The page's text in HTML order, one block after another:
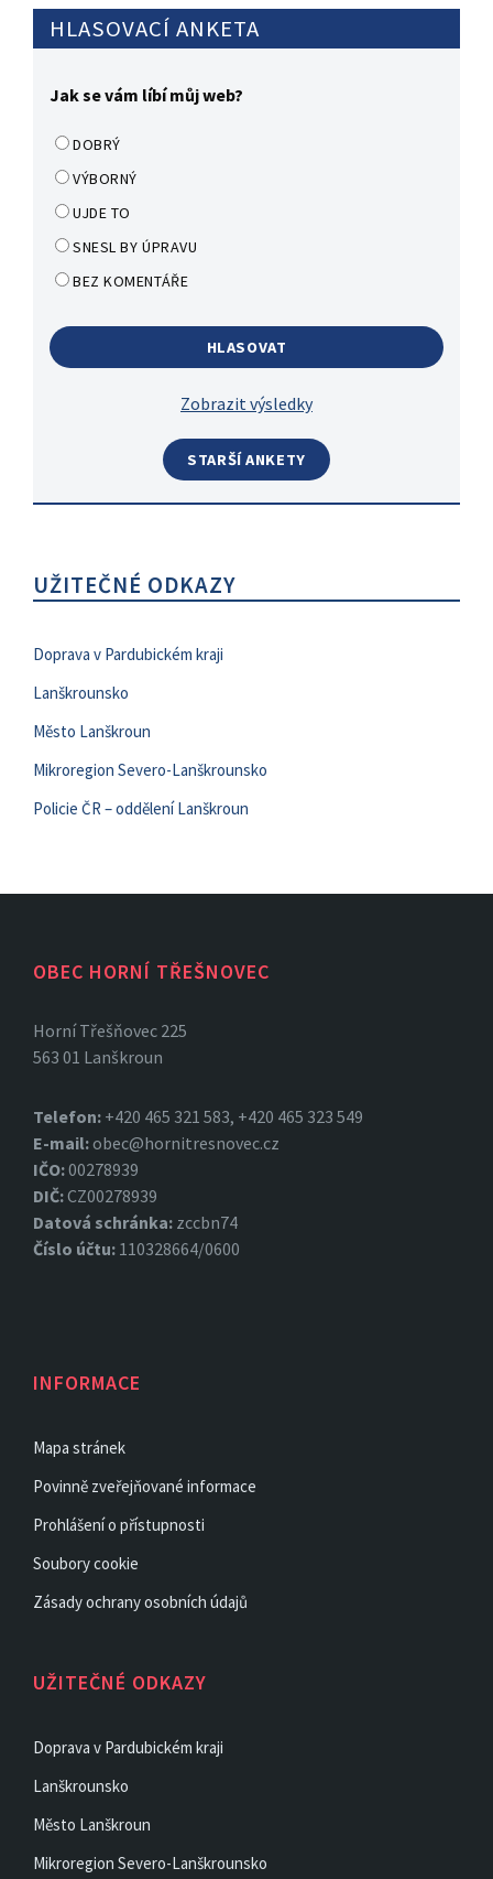
HLASOVACÍ ANKETA
Jak se vám líbí můj web?
DOBRÝ
VÝBORNÝ
UJDE TO
SNESL BY ÚPRAVU
BEZ KOMENTÁŘE
Zobrazit výsledky
STARŠÍ ANKETY
UŽITEČNÉ ODKAZY
Doprava v Pardubickém kraji
Lanškrounsko
Město Lanškroun
Mikroregion Severo-Lanškrounsko
Policie ČR – oddělení Lanškroun
OBEC HORNÍ TŘEŠNOVEC
Horní Třešňovec 225
563 01 Lanškroun
Telefon: +420 465 321 583, +420 465 323 549
E-mail:obec@hornitresnovec.cz
IČO:00278939
DIČ:CZ00278939
Datová schránka: zccbn74
Číslo účtu: 110328664/0600
INFORMACE
Mapa stránek
Povinně zveřejňované informace
Prohlášení o přístupnosti
Soubory cookie
Zásady ochrany osobních údajů
UŽITEČNÉ ODKAZY
Doprava v Pardubickém kraji
Lanškrounsko
Město Lanškroun
Mikroregion Severo-Lanškrounsko